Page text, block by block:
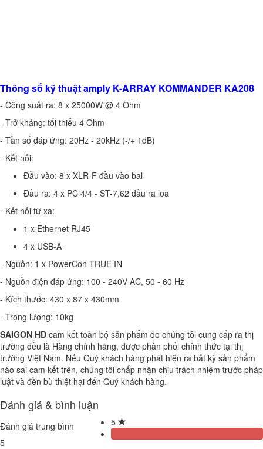
Thông số kỹ thuật amply K-ARRAY KOMMANDER KA208
- Công suất ra: 8 x 25000W @ 4 Ohm
- Trở kháng: tối thiểu 4 Ohm
- Tần số đáp ứng: 20Hz - 20kHz (-/+ 1dB)
- Kết nối:
Đầu vào: 8 x XLR-F đầu vào bal
Đầu ra: 4 x PC 4/4 - ST-7,62 đầu ra loa
- Kết nối từ xa:
1 x Ethernet RJ45
4 x USB-A
- Nguồn: 1 x PowerCon TRUE IN
- Nguồn điện đáp ứng: 100 - 240V AC, 50 - 60 Hz
- Kích thước: 430 x 87 x 430mm
- Trọng lượng: 10kg
SAIGON HD cam kết toàn bộ sản phẩm do chúng tôi cung cấp ra thị
trường đều là Hàng chính hãng, được phân phối chính thức tại thị
trường Việt Nam. Nếu Quý khách hàng phát hiện ra bất kỳ sản phẩm
nào sai cam kết trên, chúng tôi chấp nhận chịu trách nhiệm trước pháp
luật và đền bù thiệt hại đến Quý khách hàng.
Đánh giá & bình luận
Đánh giá trung bình
5
5